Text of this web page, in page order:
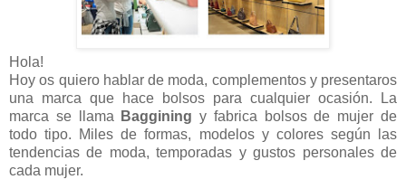
Hola!
Hoy os quiero hablar de moda, complementos y presentaros
una marca que hace bolsos para cualquier ocasión. La
marca se llama
Baggining y fabrica bolsos de mujer de
todo tipo. Miles de formas, modelos y colores según las
tendencias de moda, temporadas y gustos personales de
cada mujer.